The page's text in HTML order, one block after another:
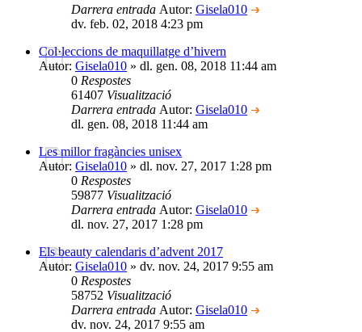
Darrera entrada Autor: Gisela010
dv. feb. 02, 2018 4:23 pm
Col·leccions de maquillatge d’hivern
Autor: Gisela010 » dl. gen. 08, 2018 11:44 am
0 Respostes
61407 Visualització
Darrera entrada Autor: Gisela010
dl. gen. 08, 2018 11:44 am
Les millor fragàncies unisex
Autor: Gisela010 » dl. nov. 27, 2017 1:28 pm
0 Respostes
59877 Visualització
Darrera entrada Autor: Gisela010
dl. nov. 27, 2017 1:28 pm
Els beauty calendaris d’advent 2017
Autor: Gisela010 » dv. nov. 24, 2017 9:55 am
0 Respostes
58752 Visualització
Darrera entrada Autor: Gisela010
dv. nov. 24, 2017 9:55 am